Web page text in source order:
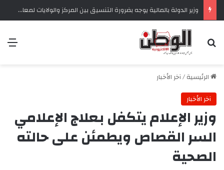
وزير الدولة بالمالية يوجه بضرورة التنسيق بين المركز والولايات لمعالجة تحديات التحصيل الضريبي‏
بحث عن
الرئيسية/آخر الأخبار
آخر الأخبار
وزير الإعلام يتكفل بعلاج الإعلامي
السر القصاص ويطمئن على حالته
الصحية